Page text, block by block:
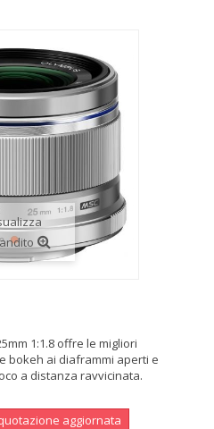
1:1.8 offre le migliori
bokeh ai diaframmi aperti e
a distanza ravvicinata.
aggiornata